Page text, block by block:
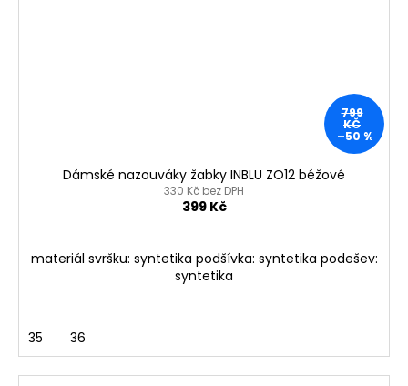
799
KČ
–50 %
Dámské nazouváky žabky INBLU ZO12 béžové
330 Kč bez DPH
399 Kč
materiál svršku: syntetika podšívka: syntetika podešev:
syntetika
35 36